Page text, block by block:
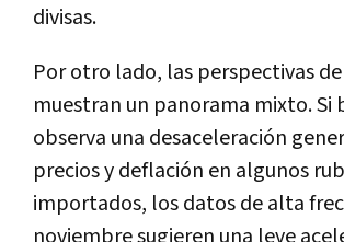
divisas.
Por otro lado, las perspectivas
muestran un panorama mixto. Si
observa una desaceleración
precios y deflación en algunos
importados, los datos de alta